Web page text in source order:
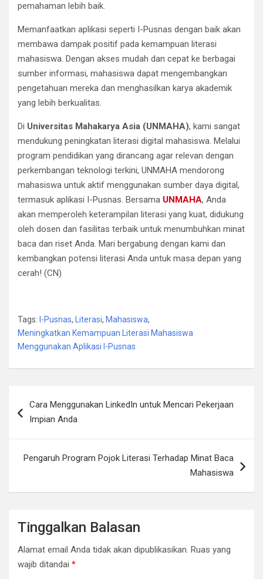
pemahaman lebih baik.
Memanfaatkan aplikasi seperti I-Pusnas dengan baik akan
membawa dampak positif pada kemampuan literasi
mahasiswa. Dengan akses mudah dan cepat ke berbagai
sumber informasi, mahasiswa dapat mengembangkan
pengetahuan mereka dan menghasilkan karya akademik
yang lebih berkualitas.
Di Universitas Mahakarya Asia (UNMAHA), kami sangat
mendukung peningkatan literasi digital mahasiswa. Melalui
program pendidikan yang dirancang agar relevan dengan
perkembangan teknologi terkini, UNMAHA mendorong
mahasiswa untuk aktif menggunakan sumber daya digital,
termasuk aplikasi I-Pusnas. Bersama UNMAHA, Anda
akan memperoleh keterampilan literasi yang kuat, didukung
oleh dosen dan fasilitas terbaik untuk menumbuhkan minat
baca dan riset Anda. Mari bergabung dengan kami dan
kembangkan potensi literasi Anda untuk masa depan yang
cerah! (CN)
Tags: I-Pusnas, Literasi, Mahasiswa,
Meningkatkan Kemampuan Literasi Mahasiswa
Menggunakan Aplikasi I-Pusnas
posCara Menggunakan LinkedIn untuk Mencari Pekerjaan
Impian Anda
Pengaruh Program Pojok Literasi Terhadap Minat Baca
Mahasiswa
Tinggalkan Balasan
Alamat email Anda tidak akan dipublikasikan. Ruas yang
wajib ditandai *